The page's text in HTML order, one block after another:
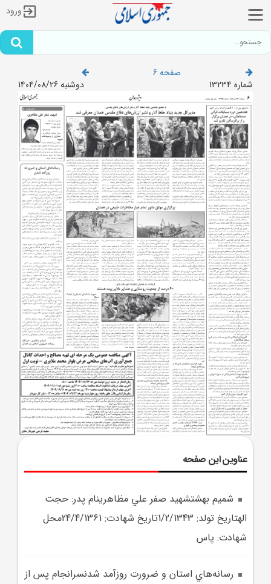
ورود
صفحه 6
شماره 13234
دوشنبه 1404/08/26
عناوین این صفحه
شميم بهشتشهيد صفر علي مظاهرينام پدر: حجت
الهتاريخ تولد: 1/2/1343تاريخ شهادت: 24/4/1361محل
شهادت: پاس
رسانه‌هاي استان و ضرورت روزآمد شدنسرانجام پس از